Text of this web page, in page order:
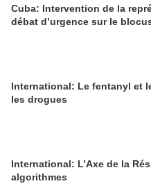
Cuba: Intervention de la
débat d’urgence sur le
International: Le fentanyl et
les drogues
International: L’Axe de la
algorithmes